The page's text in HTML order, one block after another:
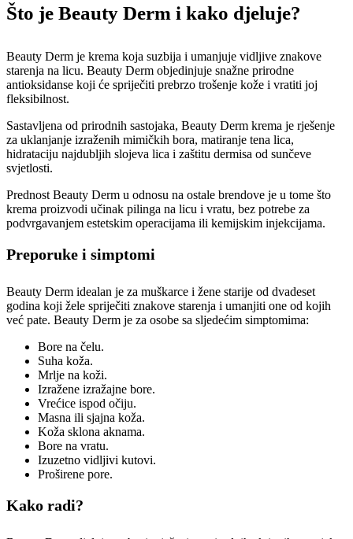
Što je Beauty Derm i kako djeluje?
Beauty Derm je krema koja suzbija i umanjuje vidljive znakove
starenja na licu. Beauty Derm objedinjuje snažne prirodne
antioksidanse koji će spriječiti prebrzo trošenje kože i vratiti joj
fleksibilnost.
Sastavljena od prirodnih sastojaka, Beauty Derm krema je rješenje
za uklanjanje izraženih mimičkih bora, matiranje tena lica,
hidrataciju najdubljih slojeva lica i zaštitu dermisa od sunčeve
svjetlosti.
Prednost Beauty Derm u odnosu na ostale brendove je u tome što
krema proizvodi učinak pilinga na licu i vratu, bez potrebe za
podvrgavanjem estetskim operacijama ili kemijskim injekcijama.
Preporuke i simptomi
Beauty Derm idealan je za muškarce i žene starije od dvadeset
godina koji žele spriječiti znakove starenja i umanjiti one od kojih
već pate. Beauty Derm je za osobe sa sljedećim simptomima:
Bore na čelu.
Suha koža.
Mrlje na koži.
Izražene izražajne bore.
Vrećice ispod očiju.
Masna ili sjajna koža.
Koža sklona aknama.
Bore na vratu.
Izuzetno vidljivi kutovi.
Proširene pore.
Kako radi?